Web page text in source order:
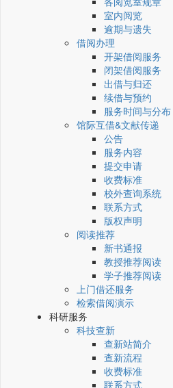
室内阅览
逾期与遗失
借阅办理
开架借阅服务
闭架借阅服务
出借与归还
续借与预约
服务时间与分布
馆际互借&文献传递
公告
服务内容
提交申请
收费标准
校外查询系统
联系方式
版权声明
阅读推荐
新书通报
教授推荐阅读
学子推荐阅读
上门借还服务
检索借阅演示
科研服务
科技查新
查新站简介
查新流程
收费标准
联系方式